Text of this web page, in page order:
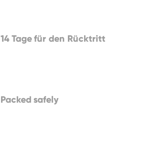
14 Tagefür den Rücktritt
Packed safely